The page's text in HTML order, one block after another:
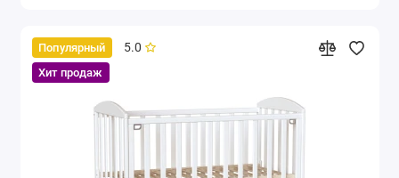
Популярный
Хит продаж
5.0